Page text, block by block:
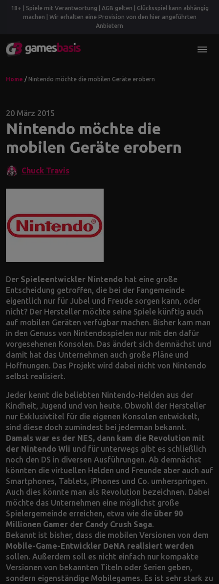
18+ | Spiele mit Verantwortung | AGB gelten | Glücksspiel kann abhängig
machen | Wir erhalten eine Provision von den hier angeführten
Anbietern
Home / Nintendo möchte die mobilen Geräte erobern
20 März 2015
Nintendo möchte die
mobilen Geräte erobern
Chuck Travis
Der Spieleentwickler Nintendo hat eine große
Entscheidung getroffen, die bei der Fangemeinde
eigentlich nur für Jubel und Freude sorgen kann, oder
nicht? Der Hersteller möchte seine Spiele künftig auch
auf mobilen Geräten verfügbar machen. Bisher kam man
in den Genuss von Nintendospielen nur mit den dafür
vorgesehenen Konsolen. Das ändert sich demnächst und
damit hat das Unternehmen auch große Pläne und
Hoffnungen. Das Projekt wird dabei nicht von Nintendo
selbst realisiert.
Jeder kennt die beliebten Nintendo-Helden aus der
Kindheit, Jugend und von heute. Obwohl der Hersteller
nur Exklusivtitel für die eigenen Konsolen entwickelt,
sind diese doch zumindest bei jederman bekannt.
Damals war es der NES, dann kam die Revolution mit
der Nintendo Wii und für unterwegs gibt es schließlich
noch den DS in diversen Ausführungen. Ab demnächst
könnten die virtuellen Helden und Freunde aber auch auf
Smartphones, Tablets, iPhones und Co. umherspringen.
Auch dies könnte man als Revolution bezeichnen. Dabei
möchte das Unternehmen eine möglichst große
Spielergemeinde erreichen, etwa wie die über 90
Millionen Gamer der Candy Crush Saga.
Bekannt ist bisher, dass die mobilen Versionen von dem
Mobile-Game-Entwickler DeNA realisiert werden
sollen. Außerdem soll es nicht einfach nur kompakte
Versionen von bekannten Titeln oder Serien geben,
sondern eigenständige Mobilegames. Es ist sehr stark zu